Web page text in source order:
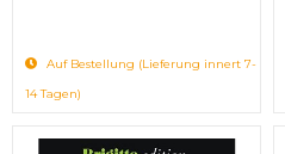
Auf Bestellung (Lieferung innert 7-
14 Tagen)